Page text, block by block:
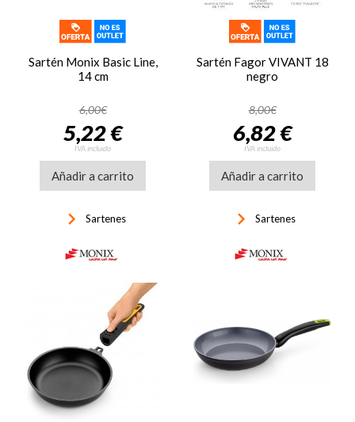
Sartén Monix Basic Line,
14 cm
6,00€
5,22 €
IVA incluido
Añadir a carrito
keyboard_arrow_right Sartenes
Sartén Fagor VIVANT 18
negro
8,00€
6,82 €
IVA incluido
Añadir a carrito
keyboard_arrow_right Sartenes